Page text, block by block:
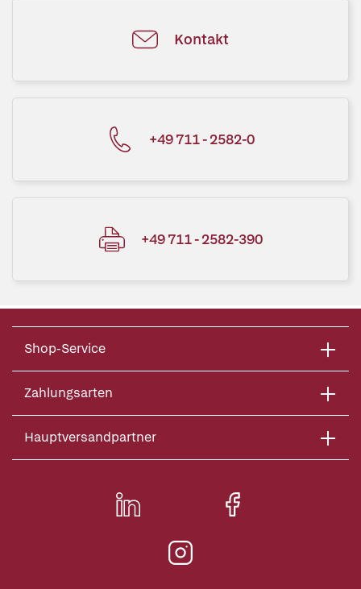
Kontakt
+49 711 - 2582-0
+49 711 - 2582-390
Shop-Service
Zahlungsarten
Hauptversandpartner